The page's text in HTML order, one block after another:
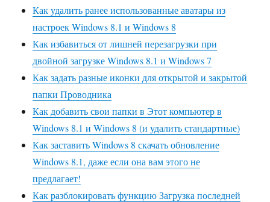
Как удалить ранее использованные аватары из
настроек Windows 8.1 и Windows 8
Как избавиться от лишней перезагрузки при
двойной загрузке Windows 8.1 и Windows 7
Как задать разные иконки для открытой и закрытой
папки Проводника
Как добавить свои папки в Этот компьютер в
Windows 8.1 и Windows 8 (и удалить стандартные)
Как заставить Windows 8 скачать обновление
Windows 8.1, даже если она вам этого не
предлагает!
Как разблокировать функцию Загрузка последней